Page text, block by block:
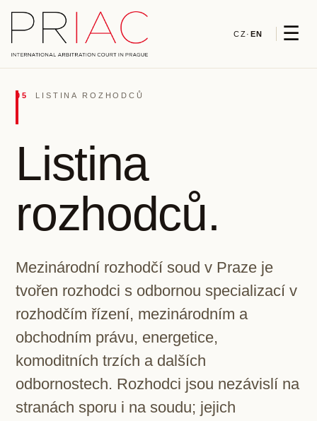
CZ· EN ☰
05 LISTINA ROZHODCŮ
Listina
rozhodců.
Mezinárodní rozhodčí soud v Praze je
tvořen rozhodci s odbornou specializací v
rozhodčím řízení, mezinárodním a
obchodním právu, energetice,
komoditních trzích a dalších
odbornostech. Rozhodci jsou nezávislí na
stranách sporu i na soudu; jejich